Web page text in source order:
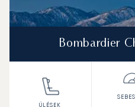
Bombardier